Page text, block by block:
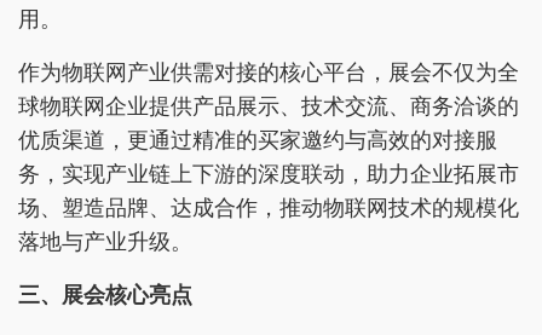
用。
作为物联网产业供需对接的核心平台，展会不仅为全
球物联网企业提供产品展示、技术交流、商务洽谈的
优质渠道，更通过精准的买家邀约与高效的对接服
务，实现产业链上下游的深度联动，助力企业拓展市
场、塑造品牌、达成合作，推动物联网技术的规模化
落地与产业升级。
三、展会核心亮点